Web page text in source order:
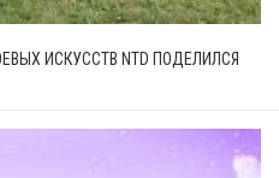
ИСКУССТВ NTD ПОДЕЛИЛСЯ